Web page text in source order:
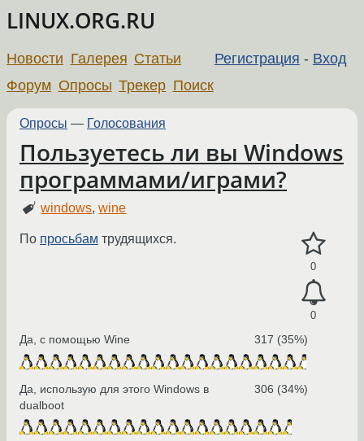
LINUX.ORG.RU
Регистрация - Вход
Новости Галерея Статьи
Форум Опросы Трекер Поиск
Опросы — Голосования
Пользуетесь ли вы Windows
программами/играми?
windows,wine
0
0
По просьбам трудящихся.
Да, с помощью Wine 317 (35%)
Да, использую для этого Windows в
dualboot
306 (34%)